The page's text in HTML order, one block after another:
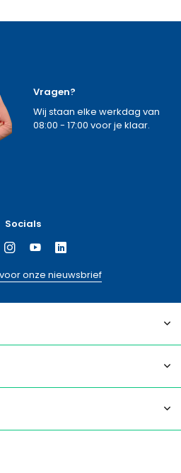
Vragen?
Wij staan elke werkdag van
08:00 - 17:00 voor je klaar.
Socials
onze nieuwsbrief